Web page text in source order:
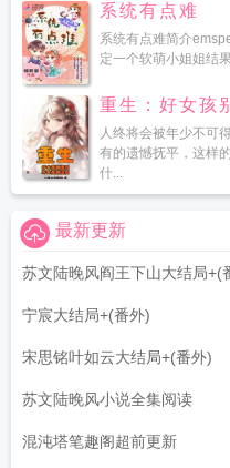
系统有点难
系统有点难简介
定一个软萌小姐姐结
重生：好女孩
人终将会被年少不可
有的遗憾抚平，这样
什...
最新更新
苏文陆晚风阎王下山大结局+(
宁宸大结局+(番外)
宋思铭叶如云大结局+(番外)
苏文陆晚风小说全集阅读
混沌塔笔趣阁超前更新